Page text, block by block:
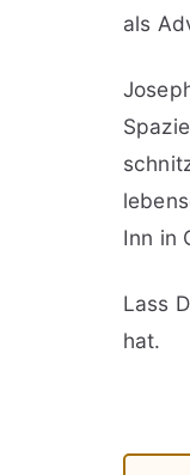
als
Inn in
Lass
hat.